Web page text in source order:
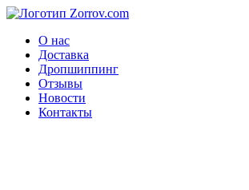
О нас
Доставка
Дропшиппинг
Отзывы
Новости
Контакты